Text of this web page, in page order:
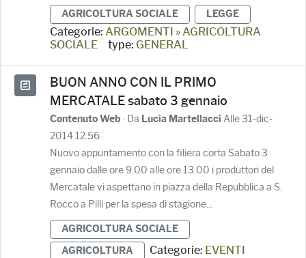
AGRICOLTURA SOCIALE LEGGE
Categorie: ARGOMENTI » AGRICOLTURA
SOCIALE
type: GENERAL
BUON ANNO CON IL PRIMO
MERCATALE sabato 3 gennaio
Contenuto Web · Da Lucia Martellacci Alle 31-dic-
2014 12.56
Nuovo appuntamento con la filiera corta Sabato 3
gennaio dalle ore 9.00 alle ore 13.00 i produttori del
Mercatale vi aspettano in piazza della Repubblica a S.
Rocco a Pilli per la spesa di stagione...
AGRICOLTURA SOCIALE
AGRICOLTURA
Categorie: EVENTI